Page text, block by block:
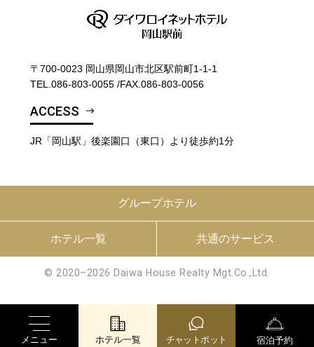
〒700-0023 岡山県岡山市北区駅前町1-1-1
TEL.086-803-0055 /FAX.086-803-0056
ACCESS
JR「岡山駅」後楽園口（東口）より徒歩約1分
グループホテル
ホテル一覧 共通のサービス
© 2020–2026 Daiwa House Realty Mgt.Co.,Ltd.
メニュー ホテル一覧 チャットボット 宿泊予約